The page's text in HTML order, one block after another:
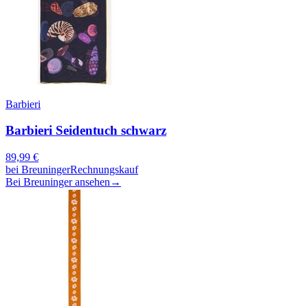
Barbieri
Barbieri Seidentuch schwarz
89,99 €
bei BreuningerRechnungskauf
Bei Breuninger ansehen →